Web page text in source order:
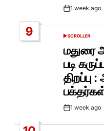
Post1 week ago
9
POSTED
SCROLLER
மதுரை
படி
Post1 week ago